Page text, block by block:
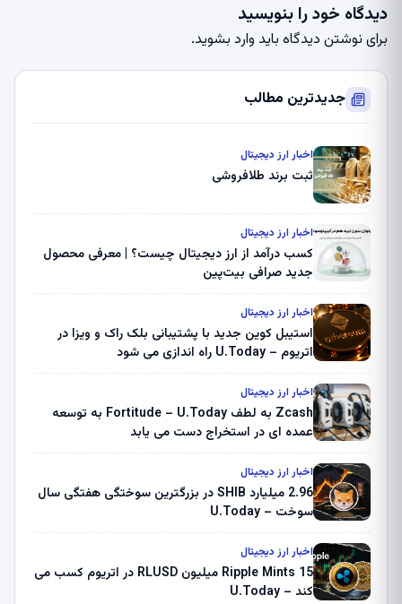
دیدگاه خود را بنویسید
برای نوشتن دیدگاه باید وارد بشوید.
جدیدترین مطالب
اخبار ارز دیجیتال
ثبت برند طلافروشی
اخبار ارز دیجیتال
کسب درآمد از ارز دیجیتال چیست؟ | معرفی محصول
جدید صرافی بیت‌پین
اخبار ارز دیجیتال
استیبل کوین جدید با پشتیبانی بلک راک و ویزا در
اتریوم – U.Today راه اندازی می شود
اخبار ارز دیجیتال
Zcash به لطف Fortitude – U.Today به توسعه
عمده ای در استخراج دست می یابد
اخبار ارز دیجیتال
2.96 میلیارد SHIB در بزرگترین سوختگی هفتگی سال
سوخت – U.Today
اخبار ارز دیجیتال
Ripple Mints 15 میلیون RLUSD در اتریوم کسب می
کند – U.Today